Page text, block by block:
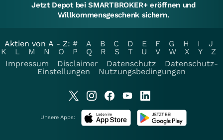
Jetzt Depot bei SMARTBROKER+ eröffnen und
Willkommensgeschenk sichern.
Aktien von A - Z: # A B C D E F G H I
J
K
L M N O P Q R S T U V W X Y
Z
Impressum
Disclaimer Datenschutz
Datenschutz-
Einstellungen
Nutzungsbedingungen
Unsere Apps: